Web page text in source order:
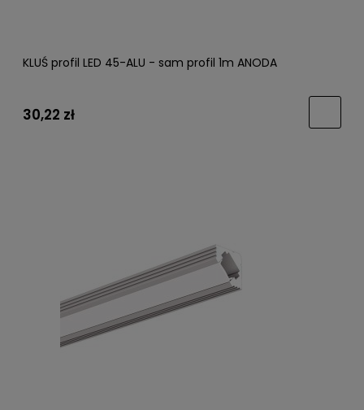
KLUŚ profil LED 45-ALU - sam profil 1m ANODA
30,22 zł